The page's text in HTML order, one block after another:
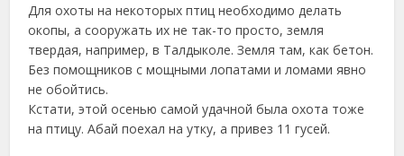
Для охоты на некоторых птиц необходимо делать
окопы, а сооружать их не так-то просто, земля
твердая, например, в Талдыколе. Земля там, как бетон.
Без помощников с мощными лопатами и ломами явно
не обойтись.
Кстати, этой осенью самой удачной была охота тоже
на птицу. Абай поехал на утку, а привез 11 гусей.